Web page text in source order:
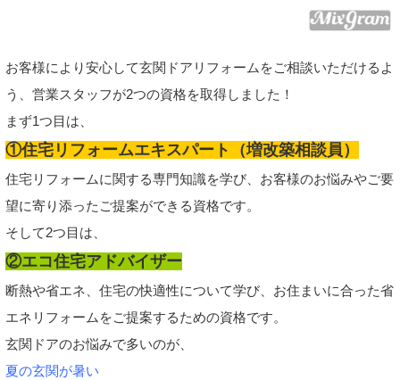
お客様により安心して玄関ドアリフォームをご相談いただけるよ
う、営業スタッフが2つの資格を取得しました！
まず1つ目は、
①住宅リフォームエキスパート（増改築相談員）
住宅リフォームに関する専門知識を学び、お客様のお悩みやご要
望に寄り添ったご提案ができる資格です。
そして2つ目は、
②エコ住宅アドバイザー
断熱や省エネ、住宅の快適性について学び、お住まいに合った省
エネリフォームをご提案するための資格です。
玄関ドアのお悩みで多いのが、
夏の玄関が暑い